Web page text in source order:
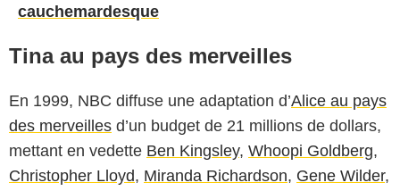
cauchemardesque
Tina au pays des merveilles
En 1999, NBC diffuse une adaptation d’Alice au pays
des merveilles d’un budget de 21 millions de dollars,
mettant en vedette Ben Kingsley, Whoopi Goldberg,
Christopher Lloyd, Miranda Richardson, Gene Wilder,